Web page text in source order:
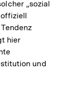
„sozial
hier
und